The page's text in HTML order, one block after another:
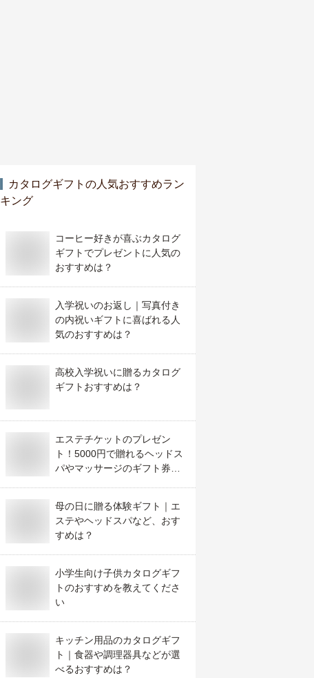
カタログギフト の人気おすすめラン
キング
コーヒー好きが喜ぶカタログ
ギフトでプレゼントに人気の
おすすめは？
入学祝いのお返し｜写真付き
の内祝いギフトに喜ばれる人
気のおすすめは？
高校入学祝いに贈るカタログ
ギフトおすすめは？
エステチケットのプレゼン
ト！5000円で贈れるヘッドス
パやマッサージのギフト券の
母の日に贈る体験ギフト｜エ
ステやヘッドスパなど、おす
すめは？
小学生向け子供カタログギフ
トのおすすめを教えてくださ
い
キッチン用品のカタログギフ
ト｜食器や調理器具などが選
べるおすすめは？